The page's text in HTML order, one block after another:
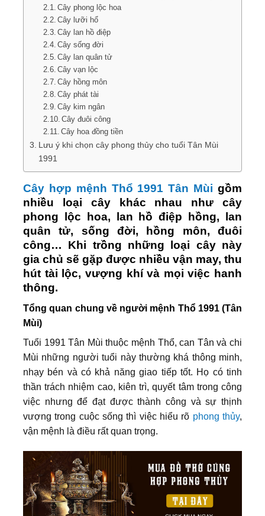
Cây phong lộc hoa
Cây lưỡi hổ
Cây lan hồ điệp
Cây sống đời
Cây lan quân tử
Cây vạn lộc
Cây hồng môn
Cây phát tài
Cây kim ngân
Cây đuôi công
Cây hoa đồng tiền
Lưu ý khi chọn cây phong thủy cho tuổi Tân Mùi
1991
Cây hợp mệnh Thổ 1991 Tân Mùi gồm
nhiều loại cây khác nhau như cây
phong lộc hoa, lan hồ điệp hồng, lan
quân tử, sống đời, hồng môn, đuôi
công… Khi trồng những loại cây này
gia chủ sẽ gặp được nhiều vận may, thu
hút tài lộc, vượng khí và mọi việc hanh
thông.
Tổng quan chung về người mệnh Thổ 1991 (Tân
Mùi)
Tuổi 1991 Tân Mùi thuộc mệnh Thổ, can Tân và chi
Mùi những người tuổi này thường khá thông minh,
nhạy bén và có khả năng giao tiếp tốt. Họ có tinh
thần trách nhiệm cao, kiên trì, quyết tâm trong công
việc nhưng để đạt được thành công và sự thịnh
vượng trong cuộc sống thì việc hiểu rõ phong thủy,
vận mệnh là điều rất quan trọng.